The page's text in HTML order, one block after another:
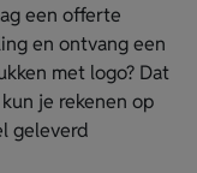
een offerte
en ontvang een
met logo? Dat
je rekenen op
geleverd